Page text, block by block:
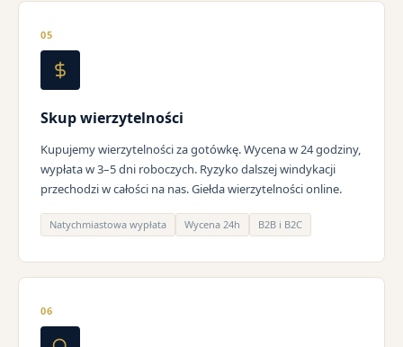
05
Skup wierzytelności
Kupujemy wierzytelności za gotówkę. Wycena w 24 godziny,
wypłata w 3–5 dni roboczych. Ryzyko dalszej windykacji
przechodzi w całości na nas. Giełda wierzytelności online.
Natychmiastowa wypłata Wycena 24h B2B i B2C
06